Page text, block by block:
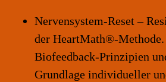
Nervensystem-Reset –
der HeartMath®-
Biofeedback-Prinzipien
Grundlage individueller